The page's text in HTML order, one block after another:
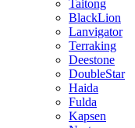
Taitong
BlackLion
Lanvigator
Terraking
Deestone
DoubleStar
Haida
Fulda
Kapsen